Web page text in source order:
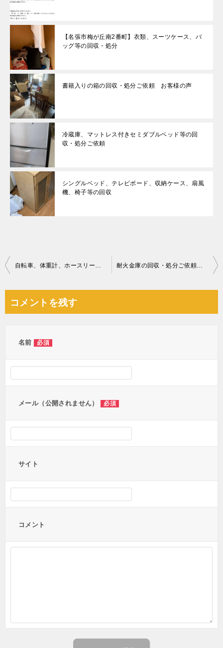
【名張市梅が丘南2番町】衣類、スーツケース、バ
ッグ等の回収・処分
書籍入りの箱の回収・処分ご依頼 お客様の声
冷蔵庫、マットレス付きセミダブルベッド等の回
収・処分ご依頼
シングルベッド、テレビボード、収納ケース、扇風
機、椅子等の回収
投
ビ
自転車、体重計、ホースリール、折り畳み式物干し台、掃除機等の回収 耐火金庫の回収・処分ご依頼 お客様の声
コメントを残す
名前 必須
メール（公開されません） 必須
サイト
コメント